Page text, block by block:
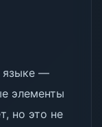
языке —
элементы
но это не